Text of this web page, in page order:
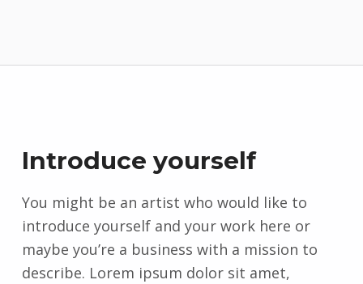
Introduce yourself
You might be an artist who would like to
introduce yourself and your work here or
maybe you’re a business with a mission to
describe. Lorem ipsum dolor sit amet,